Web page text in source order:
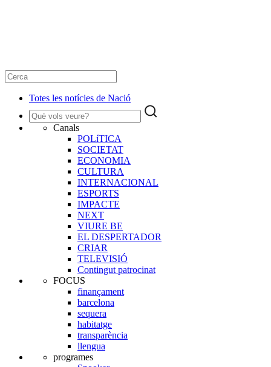
Totes les notícies de Nació
Canals
POLíTICA
SOCIETAT
ECONOMIA
CULTURA
INTERNACIONAL
ESPORTS
IMPACTE
NEXT
VIURE BE
EL DESPERTADOR
CRIAR
TELEVISIÓ
Contingut patrocinat
FOCUS
finançament
barcelona
sequera
habitatge
transparència
llengua
programes